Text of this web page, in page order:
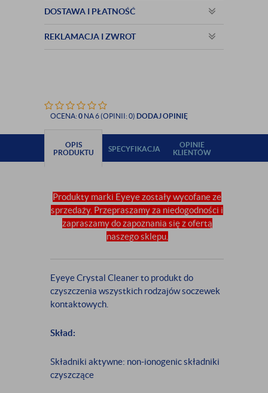
DOSTAWA I PŁATNOŚĆ
REKLAMACJA I ZWROT
OCENA: 0 NA 6 (OPINII: 0) DODAJ OPINIĘ
OPIS
PRODUKTU
SPECYFIKACJA
OPINIE
KLIENTÓW
Produkty marki Eyeye zostały wycofane ze
sprzedaży. Przepraszamy za niedogodności i
zapraszamy do zapoznania się z ofertą
naszego sklepu.
Eyeye Crystal Cleaner to produkt do
czyszczenia wszystkich rodzajów soczewek
kontaktowych.
Skład:
Składniki aktywne: non-ionogenic składniki
czyszczące